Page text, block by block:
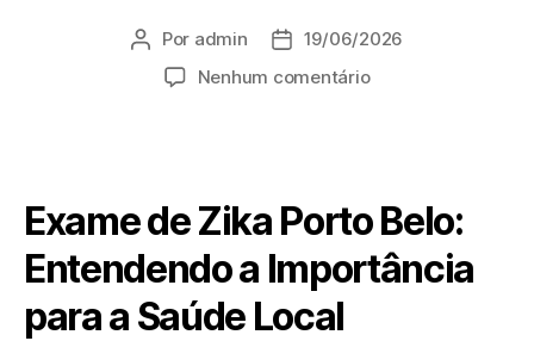
Por admin
19/06/2026
Nenhum comentário
Exame de Zika Porto Belo:
Entendendo a Importância
para a Saúde Local